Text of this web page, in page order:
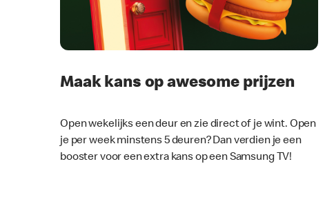
Maak kans op awesome prijzen
Open wekelijks een deur en zie direct of je wint. Open
je per week minstens 5 deuren? Dan verdien je een
booster voor een extra kans op een Samsung TV!